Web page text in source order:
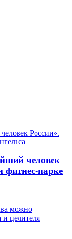
человек
фитнес-парке